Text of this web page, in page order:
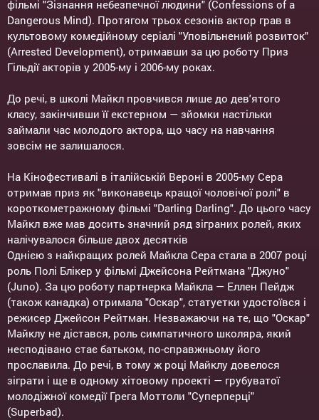
фільмі "Зізнання небезпечної людини" (Confessions of a
Dangerous Mind). Протягом трьох сезонів актор грав в
культовому комедійному серіалі "Уповільнений розвиток"
(Arrested Development), отримавши за цю роботу Приз
Гільдії акторів у 2005-му і 2006-му роках.
До речі, в школі Майкл провчився лише до дев'ятого
класу, закінчивши її екстерном — зйомки настільки
займали час молодого актора, що часу на навчання
зовсім не залишалося.
На Кінофестивалі в італійській Вероні в 2005-му Сера
отримав приз як "виконавець кращої чоловічої ролі" в
короткометражному фільмі "Darling Darling". До цього часу
Майкл вже мав досить значний ряд зіграних ролей, яких
налічувалося більше двох десятків
Однією з найкращих ролей Майкла Сера стала в 2007 році
роль Полі Блікер у фільмі Джейсона Рейтмана "Джуно"
(Juno). За цю роботу партнерка Майкла — Еллен Пейдж
(також канадка) отримала "Оскар", статуетки удостоївся і
режисер Джейсон Рейтман. Незважаючи на те, що "Оскар"
Майклу не дістався, роль симпатичного школяра, який
несподівано стає батьком, по-справжньому його
прославила. До речі, в тому ж році Майклу довелося
зіграти і ще в одному хітовому проекті — грубуватої
молодіжної комедії Грега Моттоли "Суперперці"
(Superbad).